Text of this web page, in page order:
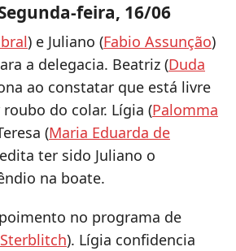
feira, 16/06
) e Juliano (Fabio Assunção)
a delegacia. Beatriz (Duda
ao constatar que está livre
do colar. Lígia (Palomma
(Maria Eduarda de
ter sido Juliano o
na boate.
no programa de
). Lígia confidencia